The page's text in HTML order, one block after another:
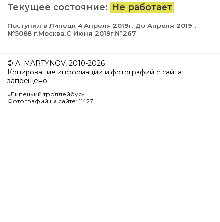
Текущее состояние: Не работает
Поступил в Липецк 4 Апреля 2019г. До Апреля 2019г.
№5088 г.Москва.С Июня 2019г.№267
© A. MARTYNOV, 2010-2026
Копирование информации и фотографий с сайта
запрещено.
«Липецкий троллейбус»
Фотографий на сайте: 11427